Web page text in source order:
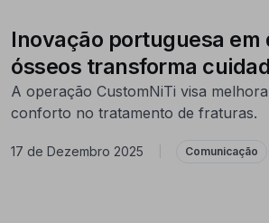
Inovação portuguesa em
ósseos transforma
A operação CustomNiTi visa
conforto no tratamento de fraturas.
17 de Dezembro 2025 Comunicação